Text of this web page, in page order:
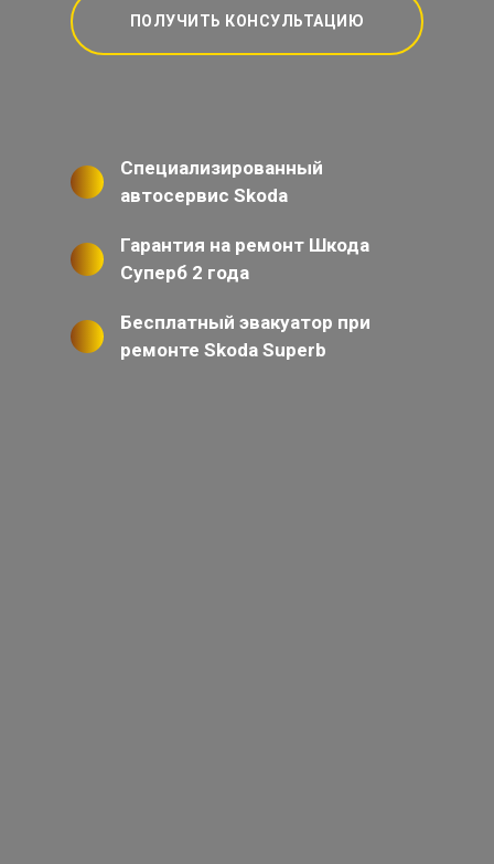
ПОЛУЧИТЬ КОНСУЛЬТАЦИЮ
Специализированный
автосервис Skoda
Гарантия на ремонт Шкода
Суперб 2 года
Бесплатный эвакуатор при
ремонте Skoda Superb